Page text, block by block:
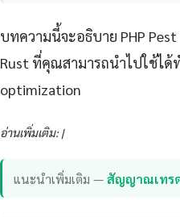
บทความนี้จะอธิบาย PHP
Rust ที่คุณสามารถนำไปใช้ได้
optimization
อ่านเพิ่มเติม: |
แนะนำเพิ่มเติม —สัญญาณเทรด